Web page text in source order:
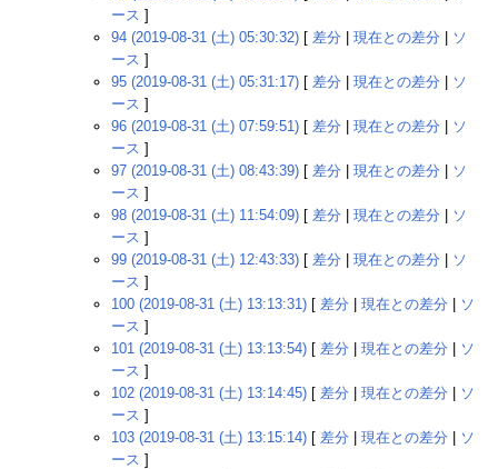
ース ]
94 (2019-08-31 (土) 05:30:32) [ 差分 現在との差分
ソ
ース ]
95 (2019-08-31 (土) 05:31:17) [ 差分 現在との差分
ソ
ース ]
96 (2019-08-31 (土) 07:59:51) [ 差分 現在との差分
ソ
ース ]
97 (2019-08-31 (土) 08:43:39) [ 差分 現在との差分
ソ
ース ]
98 (2019-08-31 (土) 11:54:09) [ 差分 現在との差分
ソ
ース ]
99 (2019-08-31 (土) 12:43:33) [ 差分 現在との差分
ソ
ース ]
100 (2019-08-31 (土) 13:13:31) [ 差分 現在との差分
ソ
ース ]
101 (2019-08-31 (土) 13:13:54) [ 差分 現在との差分
ソ
ース ]
102 (2019-08-31 (土) 13:14:45) [ 差分 現在との差分
ソ
ース ]
103 (2019-08-31 (土) 13:15:14) [ 差分 現在との差分
ソ
ース ]